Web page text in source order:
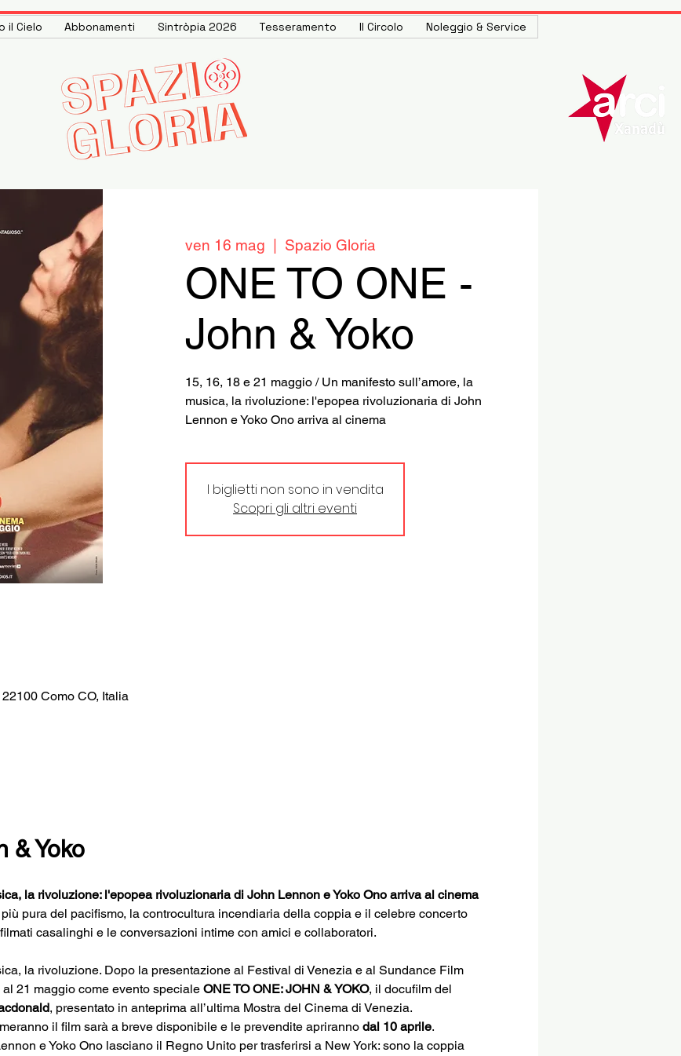
il Cielo Abbonamenti Sintròpia 2026 Tesseramento Il Circolo Noleggio & Service
ven 16 mag Spazio Gloria
ONE TO ONE -
John & Yoko
15, 16, 18 e 21 maggio / Un manifesto sull’amore, la
musica, la rivoluzione: l'epopea rivoluzionaria di John
Lennon e Yoko Ono arriva al cinema
I biglietti non sono in vendita
Scopri gli altri eventi
Como CO, Italia
& Yoko
la rivoluzione: l'epopea rivoluzionaria di John Lennon e Yoko Ono arriva al cinema
pura del pacifismo, la controcultura incendiaria della coppia e il celebre concerto
casalinghi e le conversazioni intime con amici e collaboratori.
la rivoluzione. Dopo la presentazione al Festival di Venezia e al Sundance Film
21 maggio come evento speciale ONE TO ONE: JOHN & YOKO, il docufilm del
, presentato in anteprima all’ultima Mostra del Cinema di Venezia.
il film sarà a breve disponibile e le prevendite apriranno dal 10 aprile.
e Yoko Ono lasciano il Regno Unito per trasferirsi a New York: sono la coppia